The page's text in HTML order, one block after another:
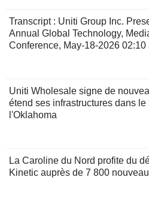
Transcript : Uniti Group Inc.
Annual Global Technology,
Conference, May-18-2026 02:10
Uniti Wholesale signe de
étend ses infrastructures dans
l'Oklahoma
La Caroline du Nord profite du
Kinetic auprès de 7 800